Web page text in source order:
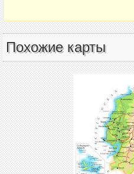
Похожие карты